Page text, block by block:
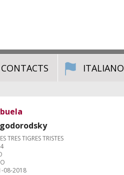
CONTACTS ITALIANO
TRES TIGRES TRISTES
08-2018